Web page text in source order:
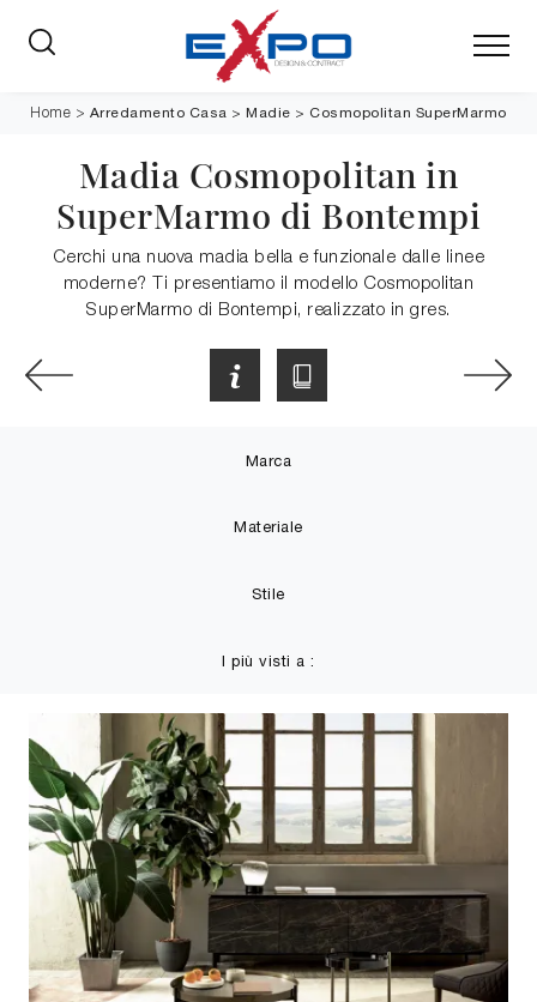
Home > Arredamento Casa >Madie > Cosmopolitan SuperMarmo
Madia Cosmopolitan in
SuperMarmo di Bontempi
Cerchi una nuova madia bella e funzionale dalle linee
moderne? Ti presentiamo il modello Cosmopolitan
SuperMarmo di Bontempi, realizzato in gres.
Marca
Materiale
Stile
I più visti a :